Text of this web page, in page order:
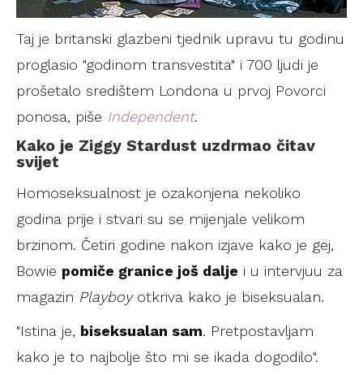
Taj je britanski glazbeni tjednik upravu tu godinu
proglasio "godinom transvestita" i 700 ljudi je
prošetalo središtem Londona u prvoj Povorci
ponosa, piše Independent.
Kako je Ziggy Stardust uzdrmao čitav
svijet
Homoseksualnost je ozakonjena nekoliko
godina prije i stvari su se mijenjale velikom
brzinom. Četiri godine nakon izjave kako je gej,
Bowie pomiče granice još dalje i u intervjuu za
magazin Playboyotkriva kako je biseksualan.
"Istina je, biseksualan sam. Pretpostavljam
kako je to najbolje što mi se ikada dogodilo".